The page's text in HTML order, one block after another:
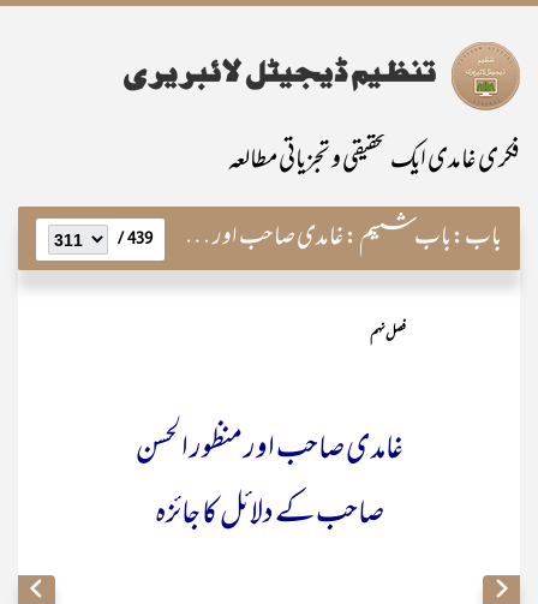
فکری غامدی ایک تحقیقی و تجزیاتی مطالعہ
باب:باب ششم : غامدی صاحب اور منظور الحسن صاحب کے دلائل کا جائزہ 439 /
فصل نہم
غامدی صاحب اور منظور الحسن
صاحب کے دلائل کا جائزہ